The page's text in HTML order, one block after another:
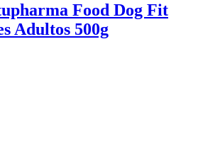
Food Dog Fit
Adultos 500g